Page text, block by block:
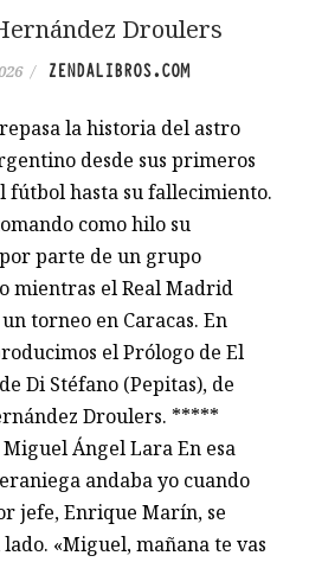
Droulers
/ ZENDALIBROS.COM
la historia del astro
desde sus primeros
fútbol hasta su fallecimiento.
como hilo su
parte de un grupo
mientras el Real Madrid
torneo en Caracas. En
el Prólogo de El
Di Stéfano (Pepitas), de
Droulers. *****
Miguel Ángel Lara En esa
andaba yo cuando
jefe, Enrique Marín, se
«Miguel, mañana te vas